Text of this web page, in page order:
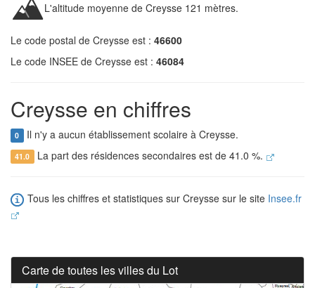
L'altitude moyenne de Creysse 121 mètres.
Le code postal de Creysse est : 46600
Le code INSEE de Creysse est : 46084
Creysse en chiffres
0 Il n'y a aucun établissement scolaire à Creysse.
41.0 La part des résidences secondaires est de 41.0 %.
Tous les chiffres et statistiques sur Creysse sur le site Insee.fr
Carte de toutes les villes du Lot